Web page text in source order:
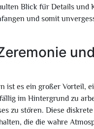
Blick für Details und
und somit
und
ist es ein großer Vorteil,
im Hintergrund zu
zu stören. Diese
die die wahre